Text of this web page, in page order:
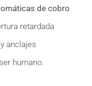
de cobro
retardada
anclajes
humano.